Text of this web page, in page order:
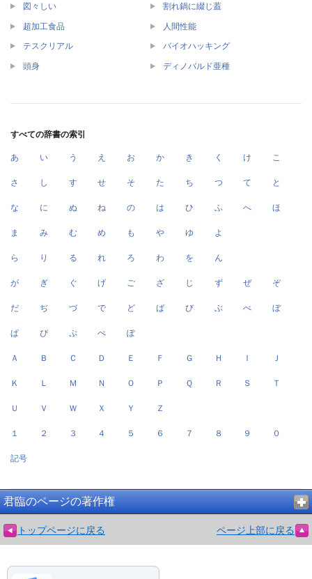
図々しい 割れ鍋に綴じ蓋
超加工食品 人間性能
テスクリアル バイオハッキング
頭身 ディノバルド亜種
すべての辞書の索引
あ い う え お か き く け こ
さ し す せ そ た ち つ て と
な に ぬ ね の は ひ ふ へ ほ
ま み む め も や ゆ よ
ら り る れ ろ わ を ん
が ぎ ぐ げ ご ざ じ ず ぜ ぞ
だ ぢ づ で ど ば び ぶ べ ぼ
ぱ ぴ ぷ ぺ ぽ
Ａ Ｂ Ｃ Ｄ Ｅ Ｆ Ｇ Ｈ Ｉ Ｊ
Ｋ Ｌ Ｍ Ｎ Ｏ Ｐ Ｑ Ｒ Ｓ Ｔ
Ｕ Ｖ Ｗ Ｘ Ｙ Ｚ
１ ２ ３ ４ ５ ６ ７ ８ ９ ０
記号
君臨のページの著作権
トップページに戻る ページ上部に戻る